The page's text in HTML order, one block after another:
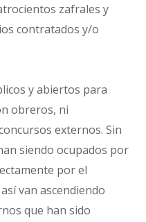
zafrales y
contratados y/o
y abiertos para
obreros, ni
externos. Sin
siendo ocupados por
por el
van ascendiendo
que han sido